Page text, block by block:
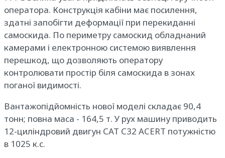
оператора. Конструкція кабіни має посилення,
здатні запобігти деформації при перекиданні
самоскида. По периметру самоскид обладнаний
камерами і електронною системою виявлення
перешкод, що дозволяють оператору
контролювати простір біля самоскида в зонах
поганої видимості.
Вантажопідйомність нової моделі складає 90,4
тонн; повна маса - 164,5 т. У рух машину приводить
12-циліндровий двигун САТ С32 ACERT потужністю
в 1025 к.с.